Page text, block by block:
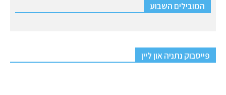
המובילים השבוע
פייסבוק נתניה און ליין